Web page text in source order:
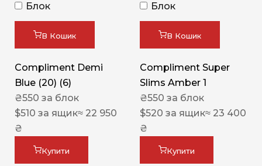
Блок
В Кошик
Compliment Demi
Blue (20) (6)
₴550 за блок
$510 за ящик≈ 22 950
₴
Купити
Блок
В Кошик
Compliment Super
Slims Amber 1
₴550 за блок
$520 за ящик≈ 23 400
₴
Купити